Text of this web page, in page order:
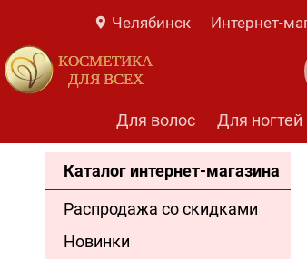
Челябинск Интернет-
КОСМЕТИКА
ДЛЯ ВСЕХ
Для волос Для ногтей
Каталог интернет-магазина
Распродажа со скидками
Новинки